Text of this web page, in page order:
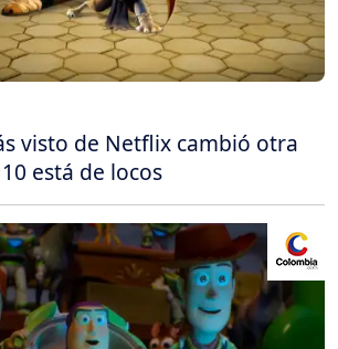
visto de Netflix cambió otra
está de locos